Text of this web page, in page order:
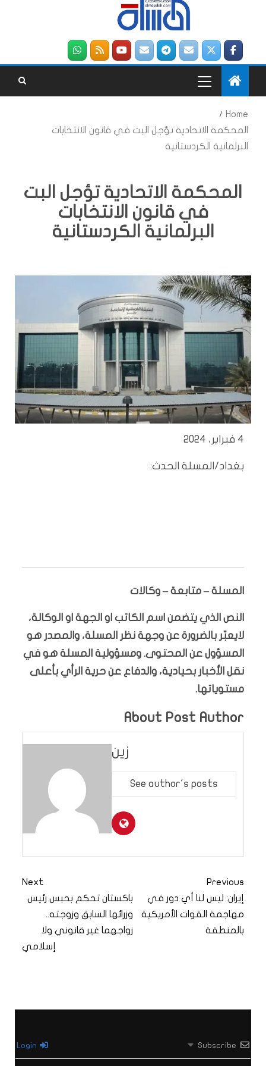
Home
المحكمة الاتحادية تؤجل البت في قانون الانتخابات
البرلمانية الكردستانية
المحكمة الاتحادية تؤجل البت
في قانون الانتخابات
البرلمانية الكردستانية
4 فبراير، 2024
بغداد/المسلة الحدث:
المسلة – متابعة – وكالات
النص الذي يتضمن اسم الكاتب او الجهة او الوكالة،
لايعبّر بالضرورة عن وجهة نظر المسلة، والمصدر هو
المسؤول عن المحتوى. ومسؤولية المسلة هو في
نقل الأخبار بحيادية، والدفاع عن حرية الرأي بأعلى
مستوياتها.
About Post Author
زين
See author's posts
Previous
إيران: ليس لنا أي دور في
مهاجمة القوات الأمريكية
بالمنطقة
Next
باكستان تحكم بحبس رئيس
وزرائها السابق وزوجته..
زواجهما غير قانوني ولا
إسلامي
Subscribe